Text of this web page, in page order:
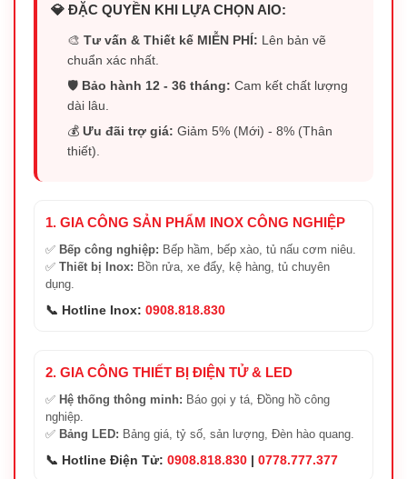
💎 ĐẶC QUYỀN KHI LỰA CHỌN AIO:
🎨Tư vấn & Thiết kế MIỄN PHÍ: Lên bản vẽ
chuẩn xác nhất.
🛡️ Bảo hành 12 - 36 tháng: Cam kết chất lượng
dài lâu.
💰Ưu đãi trợ giá: Giảm 5% (Mới) - 8% (Thân
thiết).
1. GIA CÔNG SẢN PHẨM INOX CÔNG NGHIỆP
✅ Bếp công nghiệp: Bếp hầm, bếp xào, tủ nấu cơm niêu.
✅ Thiết bị Inox: Bồn rửa, xe đẩy, kệ hàng, tủ chuyên
dụng.
📞 Hotline Inox: 0908.818.830
2. GIA CÔNG THIẾT BỊ ĐIỆN TỬ & LED
✅ Hệ thống thông minh: Báo gọi y tá, Đồng hồ công
nghiệp.
✅ Bảng LED: Bảng giá, tỷ số, sản lượng, Đèn hào quang.
📞 Hotline Điện Tử: 0908.818.830 | 0778.777.377